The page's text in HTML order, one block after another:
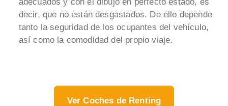
decir, que no están desgastados. De ello depende
tanto la seguridad de los ocupantes del vehículo,
así como la comodidad del propio viaje.
Ver Coches de Renting